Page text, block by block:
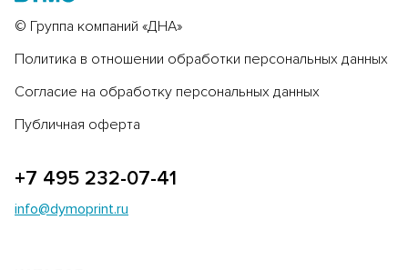
© Группа компаний «ДНА»
Политика в отношении обработки персональных данных
Согласие на обработку персональных данных
Публичная оферта
+7 495 232-07-41
info@dymoprint.ru